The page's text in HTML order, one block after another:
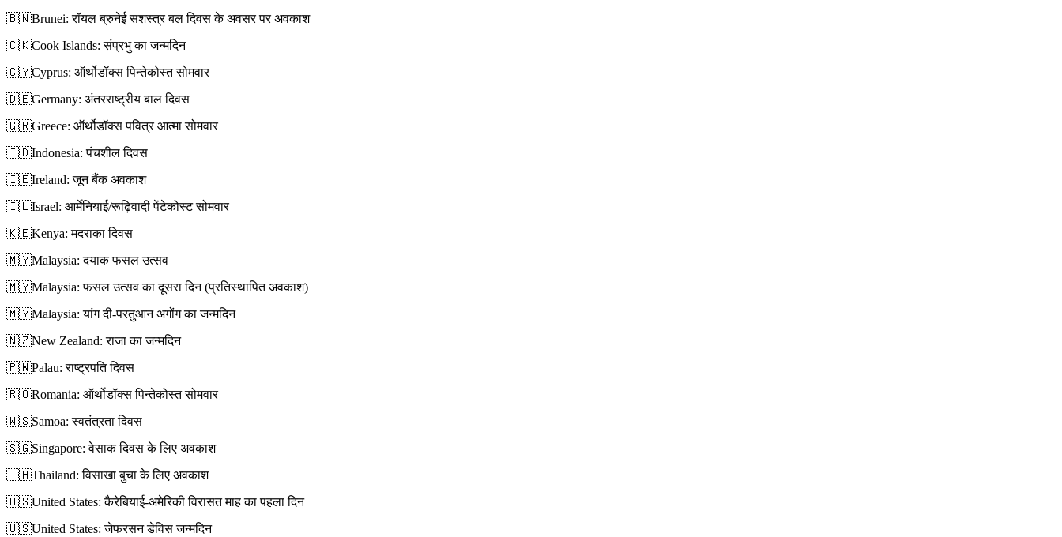
🇧🇳Brunei: रॉयल ब्रुनेई सशस्त्र बल दिवस के अवसर पर अवकाश
🇨🇰Cook Islands: संप्रभु का जन्मदिन
🇨🇾Cyprus: ऑर्थोडॉक्स पिन्तेकोस्त सोमवार
🇩🇪Germany: अंतरराष्ट्रीय बाल दिवस
🇬🇷Greece: ऑर्थोडॉक्स पवित्र आत्मा सोमवार
🇮🇩Indonesia: पंचशील दिवस
🇮🇪Ireland: जून बैंक अवकाश
🇮🇱Israel: आर्मेनियाई/रूढ़िवादी पेंटेकोस्ट सोमवार
🇰🇪Kenya: मदराका दिवस
🇲🇾Malaysia: दयाक फसल उत्सव
🇲🇾Malaysia: फसल उत्सव का दूसरा दिन (प्रतिस्थापित अवकाश)
🇲🇾Malaysia: यांग दी-परतुआन अगोंग का जन्मदिन
🇳🇿New Zealand: राजा का जन्मदिन
🇵🇼Palau: राष्ट्रपति दिवस
🇷🇴Romania: ऑर्थोडॉक्स पिन्तेकोस्त सोमवार
🇼🇸Samoa: स्वतंत्रता दिवस
🇸🇬Singapore: वेसाक दिवस के लिए अवकाश
🇹🇭Thailand: विसाखा बुचा के लिए अवकाश
🇺🇸United States: कैरेबियाई-अमेरिकी विरासत माह का पहला दिन
🇺🇸United States: जेफरसन डेविस जन्मदिन